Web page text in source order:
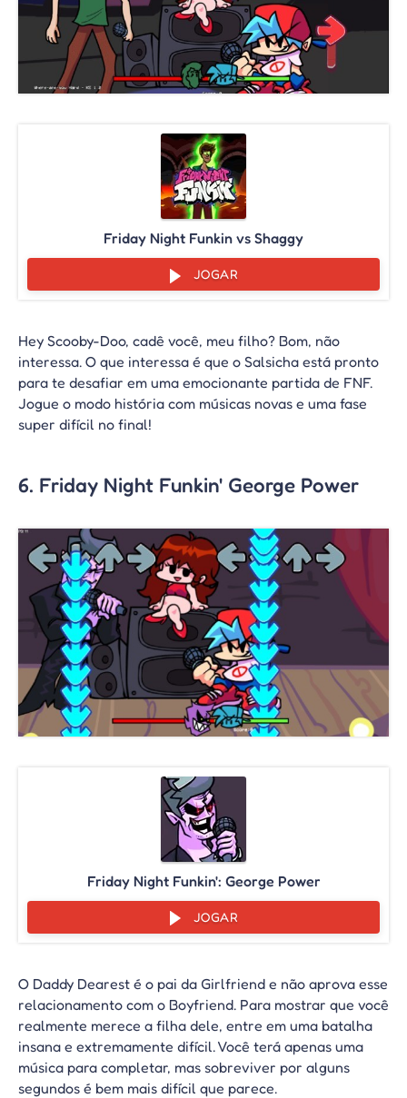
Friday Night Funkin vs Shaggy
JOGAR
Hey Scooby-Doo, cadê você, meu filho? Bom, não
interessa. O que interessa é que o Salsicha está pronto
para te desafiar em uma emocionante partida de FNF.
Jogue o modo história com músicas novas e uma fase
super difícil no final!
6. Friday Night Funkin' George Power
Friday Night Funkin': George Power
JOGAR
O Daddy Dearest é o pai da Girlfriend e não aprova esse
relacionamento com o Boyfriend. Para mostrar que você
realmente merece a filha dele, entre em uma batalha
insana e extremamente difícil. Você terá apenas uma
música para completar, mas sobreviver por alguns
segundos é bem mais difícil que parece.